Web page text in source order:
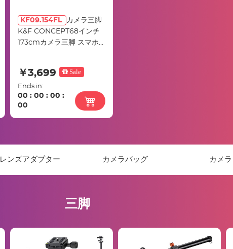
KF09.154FL
カメラ三脚
K&F CONCEPT68インチ
173cmカメラ三脚 スマホ
360°回転耐荷重4キロ ポー
タブル5面メニューチュー
ブ、遠隔撮影リモコン付き
接続式ビデオ雲台＋タブレ
スプレート
￥3,699 Sale
Ends in:
00 : 00 : 00 :
00
レンズアダプター カメラバッグ カメラ
三脚